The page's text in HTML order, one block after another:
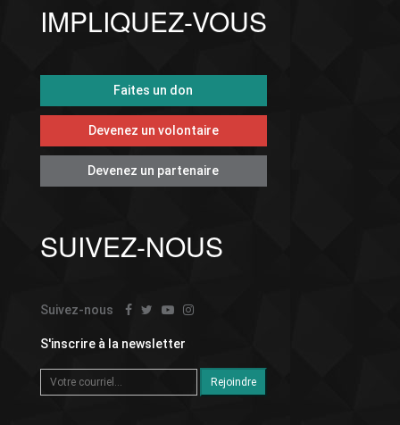
IMPLIQUEZ-VOUS
Faites un don
Devenez un volontaire
Devenez un partenaire
SUIVEZ-NOUS
Suivez-nous
S'inscrire à la newsletter